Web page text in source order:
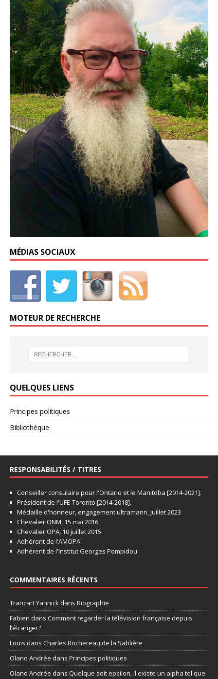
MÉDIAS SOCIAUX
MOTEUR DE RECHERCHE
QUELQUES LIENS
Principes politiques
Bibliothèque
RESPONSABILITÉS / TITRES
Conseiller consulaire pour l'Ontario et le Manitoba [2014-2021].
Président de l'UFE-Toronto [2014-2018].
Médaille d'honneur, engagement ultramarin, juillet 2023
Chevalier ONM, 15 mai 2016
Chevalier OPA, 10 juillet 2015
Adhérent de l'AMOPA
Adhérent de l'Institut Georges Pompidou
COMMENTAIRES RÉCENTS
Trancart Yannick dans Biographie
Fabien dans Comment regarder la télévision française depuis
l’étranger?
Louis dans Charles Rochereau de la Sablière
Olano Andrée dans Principes politiques
Olano Andrée dans Quelque soit epsilon, il existe un alpha tel que